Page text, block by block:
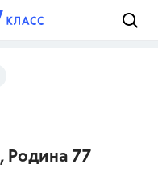
Родина 77